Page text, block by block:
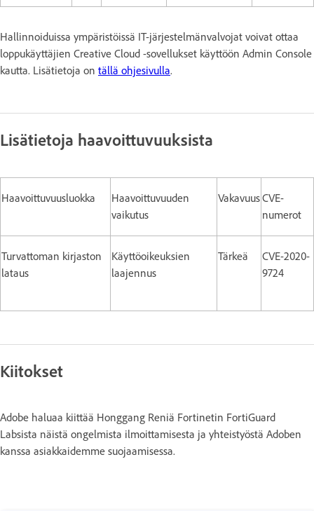
Hallinnoiduissa ympäristöissä IT-järjestelmänvalvojat voivat ottaa
loppukäyttäjien Creative Cloud -sovellukset käyttöön Admin Console
kautta. Lisätietoja on tällä ohjesivulla.
Lisätietoja haavoittuvuuksista
Haavoittuvuusluokka
Haavoittuvuuden
vaikutus
VakavuusCVE-
numerot
Turvattoman kirjaston
lataus
Käyttöoikeuksien
laajennus
Tärkeä
CVE-2020-
9724
Kiitokset
Adobe haluaa kiittää Honggang Reniä Fortinetin FortiGuard
Labsista näistä ongelmista ilmoittamisesta ja yhteistyöstä Adoben
kanssa asiakkaidemme suojaamisessa.